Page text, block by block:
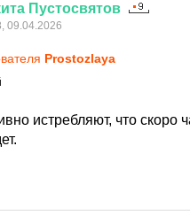
Пустосвятов
09.04.2026
Prostozlaya
истребляют, что скоро